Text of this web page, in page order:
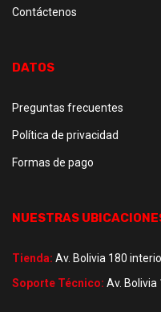
Contáctenos
DATOS
Preguntas frecuentes
Política de privacidad
Formas de pago
NUESTRAS
Tienda: Av. Bolivia 180
Soporte Técnico: Av. Bolivia